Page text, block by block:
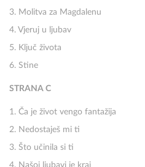
3. Molitva za Magdalenu
4. Vjeruj u ljubav
5. Ključ života
6. Stine
STRANA C
1. Ča je život vengo fantažija
2. Nedostaješ mi ti
3. Što učinila si ti